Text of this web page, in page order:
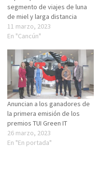
segmento de viajes de luna
de miel y larga distancia
11 marzo, 2023
En "Cancún"
Anuncian a los ganadores de
la primera emisión de los
premios TUI Green IT
26 marzo, 2023
En "En portada"